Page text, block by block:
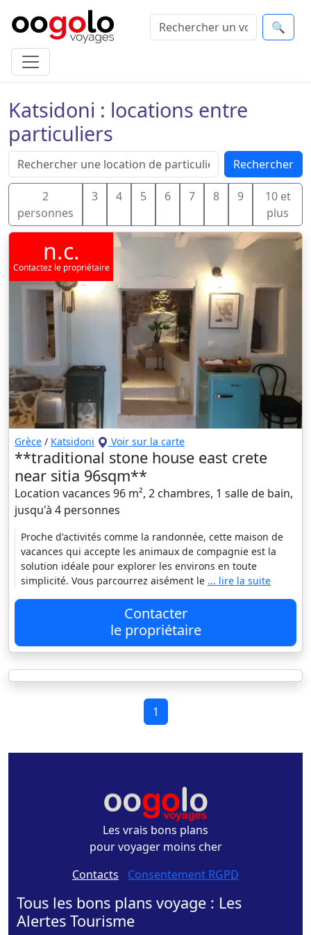
🔍
Katsidoni : locations entre
particuliers
Rechercher
2
personnes
3 4 5 6 7 8 9
10 et
plus
n.c.
Contactez le propriétaire
Grèce / Katsidoni Voir sur la carte
**traditional stone house east crete
near sitia 96sqm**
Location vacances 96 m², 2 chambres, 1 salle de bain,
jusqu'à 4 personnes
Proche d'activités comme la randonnée, cette maison de
vacances qui accepte les animaux de compagnie est la
solution idéale pour explorer les environs en toute
simplicité. Vous parcourrez aisément le ... lire la suite
Contacter
le propriétaire
1
Les vrais bons plans
pour voyager moins cher
Contacts - Consentement RGPD
Tous les bons plans voyage : Les
Alertes Tourisme